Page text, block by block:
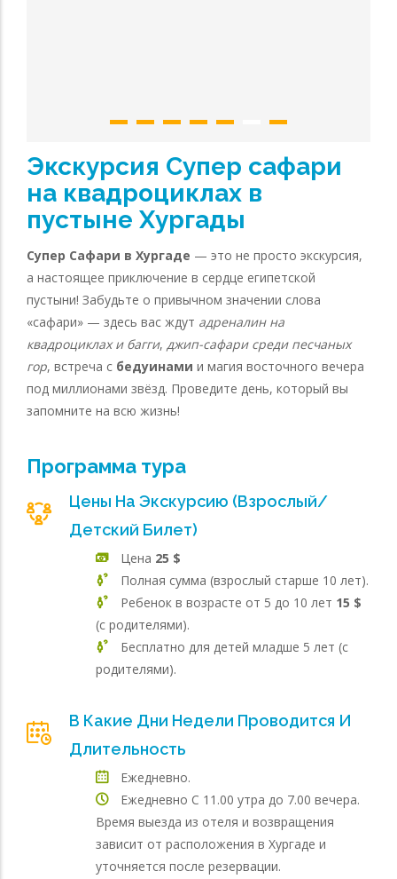
Экскурсия Супер сафари
на квадроциклах в
пустыне Хургады
Супер Сафари в Хургаде — это не просто экскурсия,
а настоящее приключение в сердце египетской
пустыни! Забудьте о привычном значении слова
«сафари» — здесь вас ждут адреналин на
квадроциклах и багги, джип-сафари среди песчаных
гор, встреча с бедуинами и магия восточного вечера
под миллионами звёзд. Проведите день, который вы
запомните на всю жизнь!
Программа тура
Цены На Экскурсию (взрослый/
Детский Билет)
Цена 25 $
Полная сумма (взрослый старше 10 лет).
Ребенок в возрасте от 5 до 10 лет 15 $
(с родителями).
Бесплатно для детей младше 5 лет (с
родителями).
В Какие Дни Недели Проводится И
Длительность
Ежедневно.
Ежедневно С 11.00 утра до 7.00 вечера.
Время выезда из отеля и возвращения
зависит от расположения в Хургаде и
уточняется после резервации.